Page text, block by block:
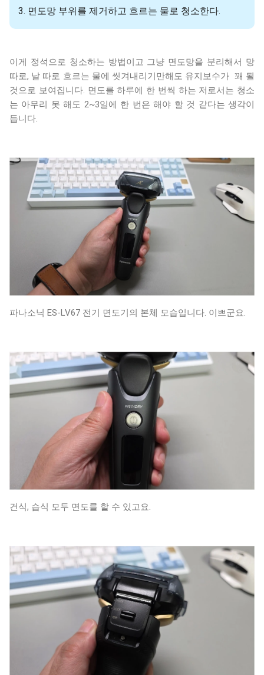
3. 면도망 부위를 제거하고 흐르는 물로 청소한다.
이게 정석으로 청소하는 방법이고 그냥 면도망을 분리해서 망
따로, 날 따로 흐르는 물에 씻겨내리기만해도 유지보수가 꽤 될
것으로 보여집니다. 면도를 하루에 한 번씩 하는 저로서는 청소
는 아무리 못 해도 2~3일에 한 번은 해야 할 것 같다는 생각이
듭니다.
파나소닉 ES-LV67 전기 면도기의 본체 모습입니다. 이쁘군요.
건식, 습식 모두 면도를 할 수 있고요.